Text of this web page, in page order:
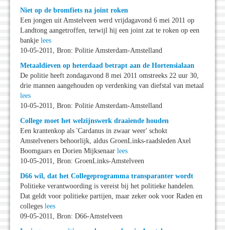
Niet op de bromfiets na joint roken
Een jongen uit Amstelveen werd vrijdagavond 6 mei 2011 op
Landtong aangetroffen, terwijl hij een joint zat te roken op een
bankje lees
10-05-2011, Bron: Politie Amsterdam-Amstelland
Metaaldieven op heterdaad betrapt aan de Hortensialaan
De politie heeft zondagavond 8 mei 2011 omstreeks 22 uur 30,
drie mannen aangehouden op verdenking van diefstal van metaal
lees
10-05-2011, Bron: Politie Amsterdam-Amstelland
College moet het welzijnswerk draaiende houden
Een krantenkop als 'Cardanus in zwaar weer' schokt
Amstelveners behoorlijk, aldus GroenLinks-raadsleden Axel
Boomgaars en Dorien Mijksenaar lees
10-05-2011, Bron: GroenLinks-Amstelveen
D66 wil, dat het Collegeprogramma transparanter wordt
Politieke verantwoording is vereist bij het politieke handelen.
Dat geldt voor politieke partijen, maar zeker ook voor Raden en
colleges lees
09-05-2011, Bron: D66-Amstelveen